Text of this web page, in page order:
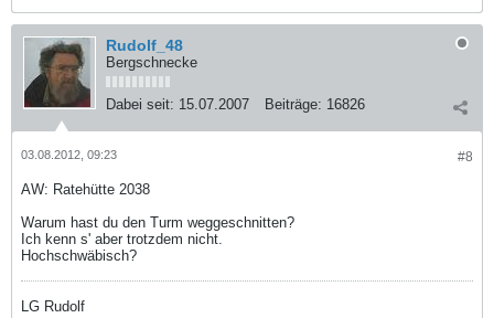
Rudolf_48
Bergschnecke
Dabei seit: 15.07.2007 Beiträge: 16826
#8
03.08.2012, 09:23
AW: Ratehütte 2038
Warum hast du den Turm weggeschnitten?
Ich kenn s' aber trotzdem nicht.
Hochschwäbisch?
LG Rudolf